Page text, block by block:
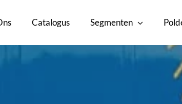
Catalogus Segmenten